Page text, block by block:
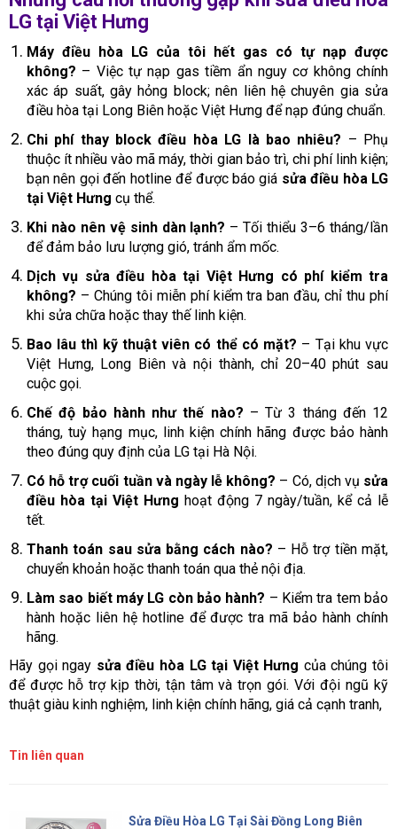
LG tại Việt Hưng
Máy điều hòa LG của tôi hết gas có tự nạp được
không? – Việc tự nạp gas tiềm ẩn nguy cơ không chính
xác áp suất, gây hỏng block; nên liên hệ chuyên gia sửa
điều hòa tại Long Biên hoặc Việt Hưng để nạp đúng chuẩn.
Chi phí thay block điều hòa LG là bao nhiêu? – Phụ
thuộc ít nhiều vào mã máy, thời gian bảo trì, chi phí linh kiện;
bạn nên gọi đến hotline để được báo giá sửa điều hòa LG
tại Việt Hưng cụ thể.
Khi nào nên vệ sinh dàn lạnh? – Tối thiểu 3–6 tháng/lần
để đảm bảo lưu lượng gió, tránh ẩm mốc.
Dịch vụ sửa điều hòa tại Việt Hưng có phí kiểm tra
không? – Chúng tôi miễn phí kiểm tra ban đầu, chỉ thu phí
khi sửa chữa hoặc thay thế linh kiện.
Bao lâu thì kỹ thuật viên có thể có mặt? – Tại khu vực
Việt Hưng, Long Biên và nội thành, chỉ 20–40 phút sau
cuộc gọi.
Chế độ bảo hành như thế nào? – Từ 3 tháng đến 12
tháng, tuỳ hạng mục, linh kiện chính hãng được bảo hành
theo đúng quy định của LG tại Hà Nội.
Có hỗ trợ cuối tuần và ngày lễ không? – Có, dịch vụ sửa
điều hòa tại Việt Hưng hoạt động 7 ngày/tuần, kể cả lễ
tết.
Thanh toán sau sửa bằng cách nào? – Hỗ trợ tiền mặt,
chuyển khoản hoặc thanh toán qua thẻ nội địa.
Làm sao biết máy LG còn bảo hành? – Kiểm tra tem bảo
hành hoặc liên hệ hotline để được tra mã bảo hành chính
hãng.
Hãy gọi ngay sửa điều hòa LG tại Việt Hưng của chúng tôi
để được hỗ trợ kịp thời, tận tâm và trọn gói. Với đội ngũ kỹ
thuật giàu kinh nghiệm, linh kiện chính hãng, giá cả cạnh tranh,
Tin liên quan
Sửa Điều Hòa LG Tại Sài Đồng Long Biên